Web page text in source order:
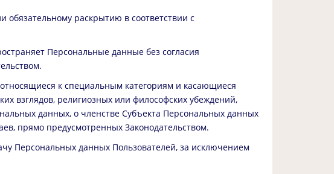
раскрытию в соответствии с
Персональные данные без согласия
к специальным категориям и касающиеся
взглядов, религиозных или философских убеждений,
данных, о членстве Субъекта Персональных данных
прямо предусмотренных Законодательством.
Персональных данных Пользователей, за исключением